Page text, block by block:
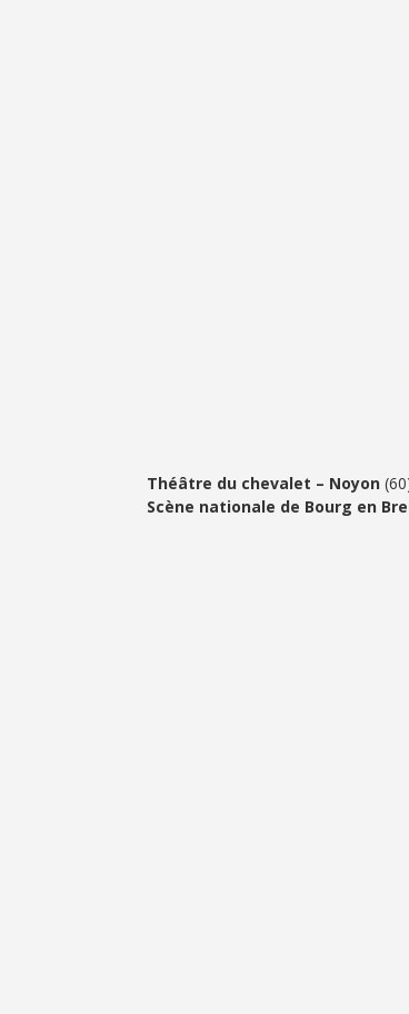
Théâtre du chevalet – Noyon
Scène nationale de Bourg en